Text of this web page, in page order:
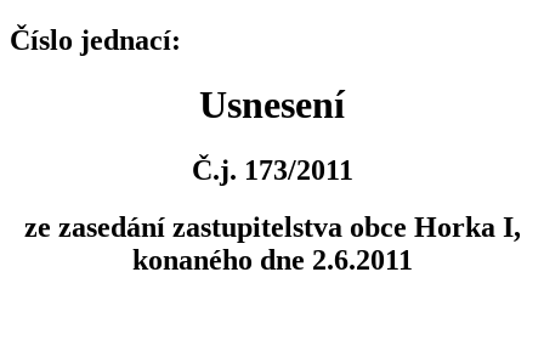
Číslo jednací:
Usnesení
Č.j. 173/2011
ze zasedání zastupitelstva obce Horka I,
konaného dne 2.6.2011